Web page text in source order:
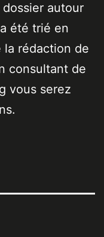
autour
été trié en
la rédaction de
consultant de
vous serez